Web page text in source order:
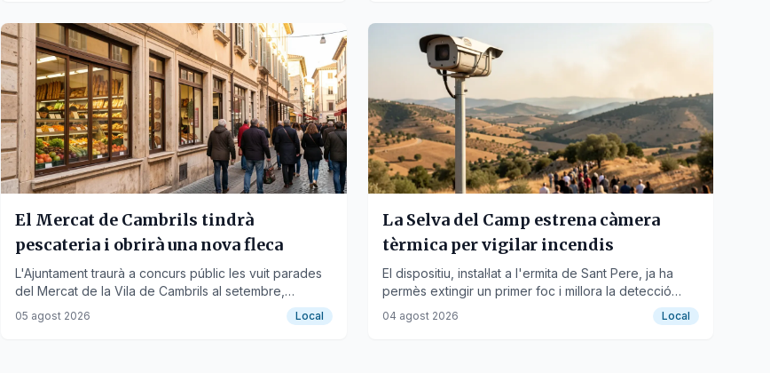
El Mercat de Cambrils tindrà
pescateria i obrirà una nova fleca
L'Ajuntament traurà a concurs públic les vuit parades
del Mercat de la Vila de Cambrils al setembre,
incloent-hi una de peix i una de pa.
05 agost 2026 Local
La Selva del Camp estrena càmera
tèrmica per vigilar incendis
El dispositiu, instal·lat a l'ermita de Sant Pere, ja ha
permès extingir un primer foc i millora la detecció
precoç.
04 agost 2026 Local